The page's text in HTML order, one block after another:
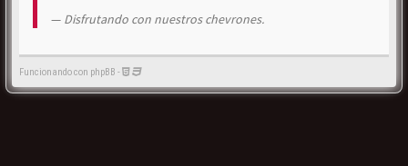
Disfrutando con nuestros chevrones.
Funcionando con phpBB -